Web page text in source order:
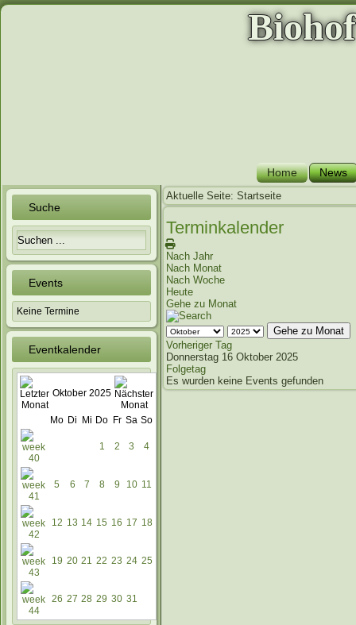
Home News
Suche
Events
Keine Termine
Eventkalender
Oktober 2025
Mo Di Mi Do Fr Sa So
1 2 3 4
5 6 7 8 9 10 11
12 13 14 15 16 17 18
19 20 21 22 23 24 25
26 27 28 29 30 31
Aktuelle Seite: Startseite
Terminkalender
Nach Jahr
Nach Monat
Nach Woche
Heute
Gehe zu Monat
Gehe zu Monat
Vorheriger Tag
Donnerstag 16 Oktober 2025
Folgetag
Es wurden keine Events gefunden